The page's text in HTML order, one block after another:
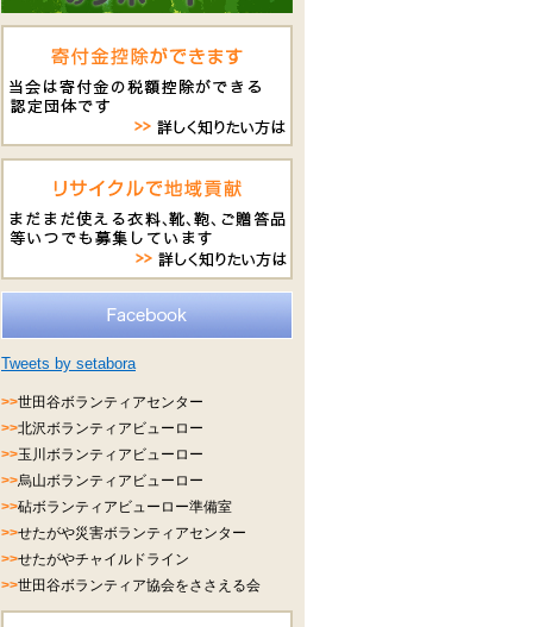
Tweets by setabora
>>世田谷ボランティアセンター
>>北沢ボランティアビューロー
>>玉川ボランティアビューロー
>>烏山ボランティアビューロー
>>砧ボランティアビューロー準備室
>>せたがや災害ボランティアセンター
>>せたがやチャイルドライン
>>世田谷ボランティア協会をささえる会